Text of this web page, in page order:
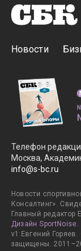
Новости
Телефон
Москва,
info@s-bc.ru
Новости
Консалтинг».
Главный редактор
Дизайн SportNoise.
v1:Евгений
защищены.